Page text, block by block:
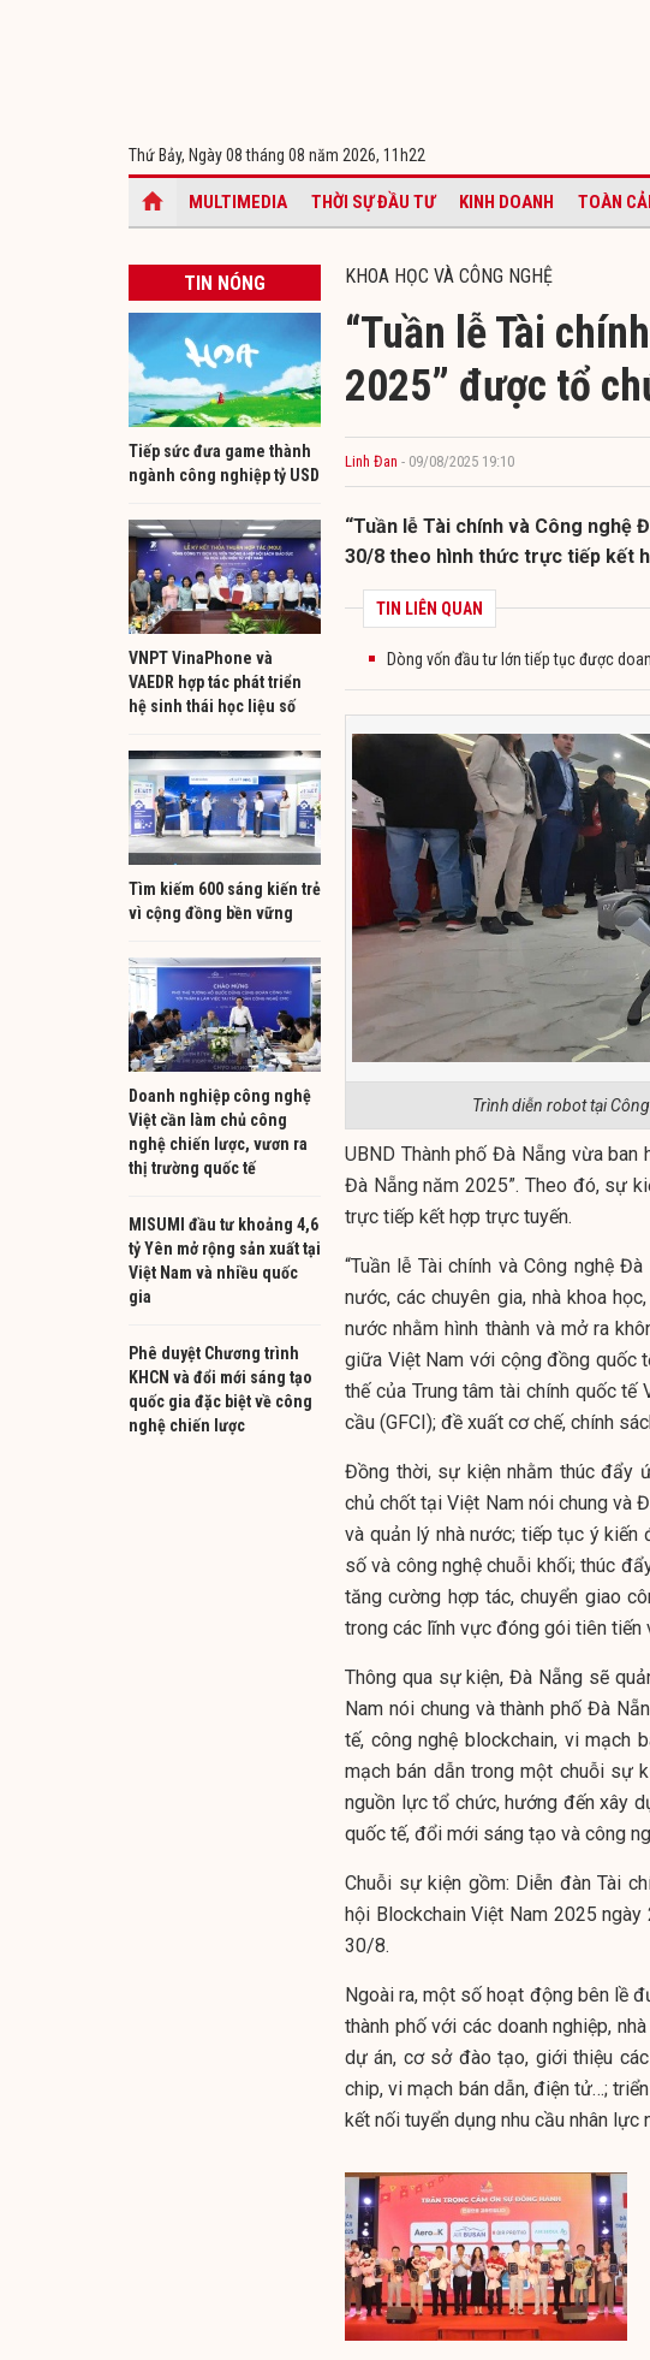
Thứ Bảy, Ngày 08 tháng 08 năm 2026, 11h22
MULTIMEDIA THỜI SỰ ĐẦU TƯ KINH DOANH TOÀN
TIN NÓNG
Tiếp sức đưa game thành
ngành công nghiệp tỷ USD
VNPT VinaPhone và
VAEDR hợp tác phát triển
hệ sinh thái học liệu số
Tìm kiếm 600 sáng kiến trẻ
vì cộng đồng bền vững
Doanh nghiệp công nghệ
Việt cần làm chủ công
nghệ chiến lược, vươn ra
thị trường quốc tế
MISUMI đầu tư khoảng 4,6
tỷ Yên mở rộng sản xuất tại
Việt Nam và nhiều quốc
gia
Phê duyệt Chương trình
KHCN và đổi mới sáng tạo
quốc gia đặc biệt về công
nghệ chiến lược
KHOA HỌC VÀ CÔNG NGHỆ
“Tuần lễ Tài
2025” được tổ
Linh Đan - 09/08/2025 19:10
“Tuần lễ Tài chính và Công nghệ
30/8 theo hình thức trực tiếp kết
TIN LIÊN QUAN
Dòng vốn đầu tư lớn tiếp tục được
Trình diễn robot tại
UBND Thành phố Đà Nẵng vừa ban
Đà Nẵng năm 2025”. Theo đó, sự
trực tiếp kết hợp trực tuyến.
“Tuần lễ Tài chính và Công nghệ
nước, các chuyên gia, nhà khoa
nước nhằm hình thành và mở ra
giữa Việt Nam với cộng đồng quốc
thế của Trung tâm tài chính quốc tế
cầu (GFCI); đề xuất cơ chế, chính
Đồng thời, sự kiện nhằm thúc đẩy
chủ chốt tại Việt Nam nói chung và
và quản lý nhà nước; tiếp tục ý kiến
số và công nghệ chuỗi khối; thúc
tăng cường hợp tác, chuyển giao
trong các lĩnh vực đóng gói tiên tiến
Thông qua sự kiện, Đà Nẵng sẽ
Nam nói chung và thành phố Đà
tế, công nghệ blockchain, vi mạch
mạch bán dẫn trong một chuỗi sự
nguồn lực tổ chức, hướng đến xây
quốc tế, đổi mới sáng tạo và công
Chuỗi sự kiện gồm: Diễn đàn Tài
hội Blockchain Việt Nam 2025
30/8.
Ngoài ra, một số hoạt động bên lề
thành phố với các doanh nghiệp,
dự án, cơ sở đào tạo, giới thiệu
chip, vi mạch bán dẫn, điện tử…;
kết nối tuyển dụng nhu cầu nhân lực